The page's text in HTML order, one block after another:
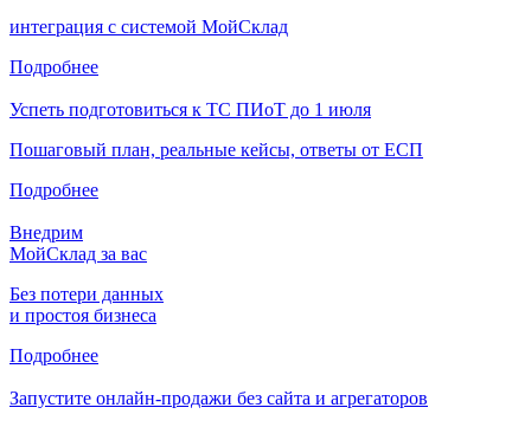
интеграция с системой МойСклад
Подробнее
Успеть подготовиться к ТС ПИоТ до 1 июля
Пошаговый план, реальные кейсы, ответы от ЕСП
Подробнее
Внедрим
МойСклад за вас
Без потери данных
и простоя бизнеса
Подробнее
Запустите онлайн-продажи без сайта и агрегаторов